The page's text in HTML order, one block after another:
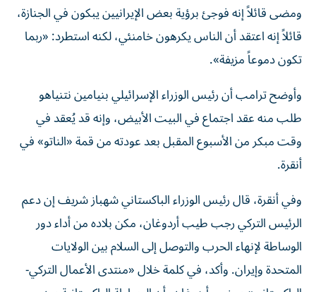
ومضى قائلاً إنه فوجئ برؤية بعض الإيرانيين يبكون في الجنازة،
قائلاً إنه اعتقد أن الناس يكرهون خامنئي، لكنه استطرد: «ربما
تكون دموعاً مزيفة».
وأوضح ترامب أن رئيس الوزراء الإسرائيلي بنيامين نتنياهو
طلب منه عقد اجتماع في البيت الأبيض، وإنه قد يُعقد في
وقت مبكر من الأسبوع المقبل بعد عودته من قمة «الناتو» في
أنقرة.
وفي أنقرة، قال رئيس الوزراء الباكستاني شهباز شريف إن دعم
الرئيس التركي رجب طيب أردوغان، مكن بلاده من أداء دور
الوساطة لإنهاء الحرب والتوصل إلى السلام بين الولايات
المتحدة وإيران. وأكد، في كلمة خلال «منتدى الأعمال التركي-